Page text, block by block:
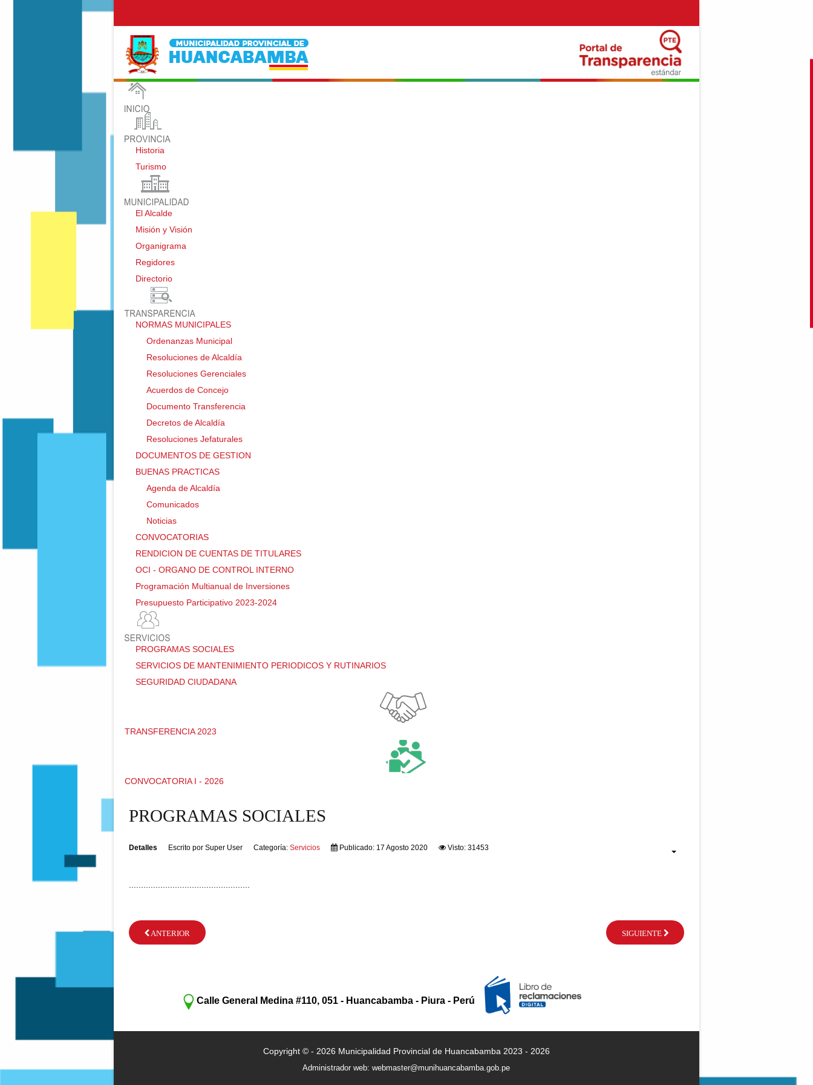
Historia
Turismo
El Alcalde
Misión y Visión
Organigrama
Regidores
Directorio ㅤ
NORMAS MUNICIPALES
Ordenanzas Municipal
Resoluciones de Alcaldía
Resoluciones Gerenciales
Acuerdos de Concejo
Documento Transferencia
Decretos de Alcaldía
Resoluciones Jefaturales
DOCUMENTOS DE GESTION
BUENAS PRACTICAS
Agenda de Alcaldía
Comunicados
Noticias
CONVOCATORIAS
RENDICION DE CUENTAS DE TITULARES
OCI - ORGANO DE CONTROL INTERNO
Programación Multianual de Inversiones
Presupuesto Participativo 2023-2024
PROGRAMAS SOCIALES
SERVICIOS DE MANTENIMIENTO PERIODICOS Y RUTINARIOS
SEGURIDAD CIUDADANA
TRANSFERENCIA 2023
CONVOCATORIA I - 2026
PROGRAMAS SOCIALES
Detalles Escrito por Super User Categoría: Servicios Publicado: 17 Agosto 2020 Visto: 31453
ANTERIOR SIGUIENTE
Calle General Medina #110, 051 - Huancabamba - Piura - Perú
Copyright © - 2026 Municipalidad Provincial de Huancabamba 2023 - 2026
Administrador web: webmaster@munihuancabamba.gob.pe